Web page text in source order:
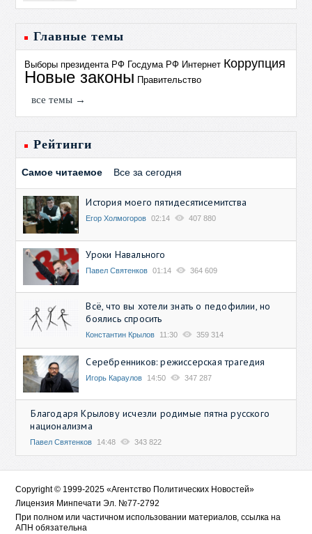
Главные темы
Выборы президента РФ Госдума РФ Интернет Коррупция
Новые законы Правительство
все темы →
Рейтинги
Самое читаемое Все за сегодня
История моего пятидесятисемитства
Егор Холмогоров 02:14 407 880
Уроки Навального
Павел Святенков 01:14 364 609
Всё, что вы хотели знать о педофилии, но
боялись спросить
Константин Крылов 11:30 359 314
Серебренников: режиссерская трагедия
Игорь Караулов 14:50 347 287
Благодаря Крылову исчезли родимые пятна русского
национализма
Павел Святенков 14:48 343 822
Copyright © 1999-2025 «Агентство Политических Новостей»
Лицензия Минпечати Эл. №77-2792
При полном или частичном использовании материалов, ссылка на
АПН обязательна